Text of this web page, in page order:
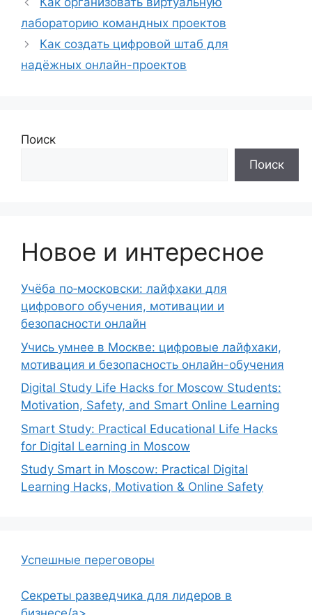
лабораторию командных проектов
Как создать цифровой штаб для
надёжных онлайн-проектов
Поиск
Поиск
Новое и интересное
Учёба по‑московски: лайфхаки для
цифрового обучения, мотивации и
безопасности онлайн
Учись умнее в Москве: цифровые лайфхаки,
мотивация и безопасность онлайн-обучения
Digital Study Life Hacks for Moscow Students:
Motivation, Safety, and Smart Online Learning
Smart Study: Practical Educational Life Hacks
for Digital Learning in Moscow
Study Smart in Moscow: Practical Digital
Learning Hacks, Motivation & Online Safety
Успешные переговоры
Секреты разведчика для лидеров в